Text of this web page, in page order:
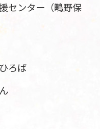
ンター（鴫野保
ろば